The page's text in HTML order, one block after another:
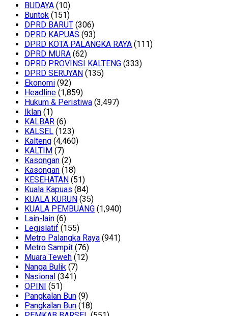
BUDAYA (10)
Buntok (151)
DPRD BARUT (306)
DPRD KAPUAS (93)
DPRD KOTA PALANGKA RAYA (111)
DPRD MURA (62)
DPRD PROVINSI KALTENG (333)
DPRD SERUYAN (135)
Ekonomi (92)
Headline (1,859)
Hukum & Peristiwa (3,497)
Iklan (1)
KALBAR (6)
KALSEL (123)
Kalteng (4,460)
KALTIM (7)
Kasongan (2)
Kasongan (18)
KESEHATAN (51)
Kuala Kapuas (84)
KUALA KURUN (35)
KUALA PEMBUANG (1,940)
Lain-lain (6)
Legislatif (155)
Metro Palangka Raya (941)
Metro Sampit (76)
Muara Teweh (12)
Nanga Bulik (7)
Nasional (341)
OPINI (51)
Pangkalan Bun (9)
Pangkalan Bun (18)